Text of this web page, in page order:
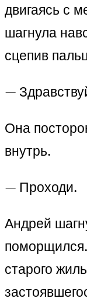
двигаясь с
шагнула
сцепив
—
Она
внутрь.
— Проходи.
Андрей
старого